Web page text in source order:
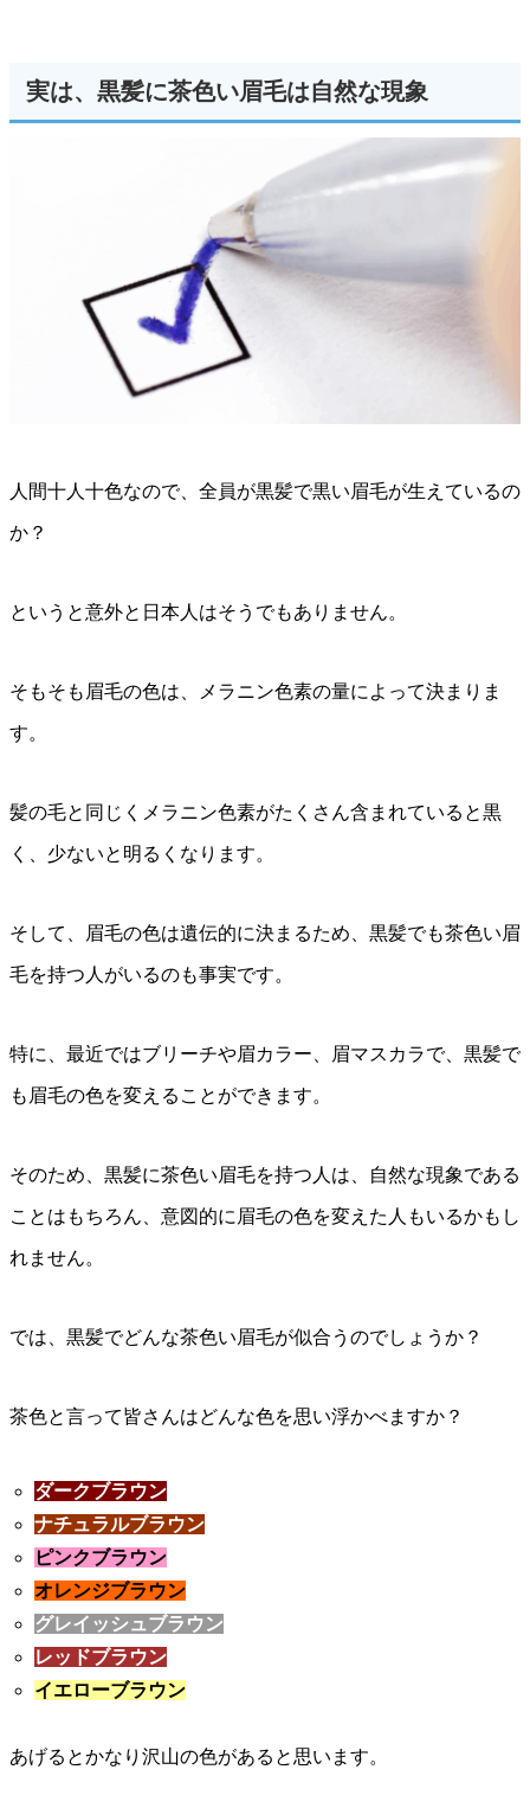
実は、黒髪に茶色い眉毛は自然な現象
人間十人十色なので、全員が黒髪で黒い眉毛が生えているの
か？
というと意外と日本人はそうでもありません。
そもそも眉毛の色は、メラニン色素の量によって決まりま
す。
髪の毛と同じくメラニン色素がたくさん含まれていると黒
く、少ないと明るくなります。
そして、眉毛の色は遺伝的に決まるため、黒髪でも茶色い眉
毛を持つ人がいるのも事実です。
特に、最近ではブリーチや眉カラー、眉マスカラで、黒髪で
も眉毛の色を変えることができます。
そのため、黒髪に茶色い眉毛を持つ人は、自然な現象である
ことはもちろん、意図的に眉毛の色を変えた人もいるかもし
れません。
では、黒髪でどんな茶色い眉毛が似合うのでしょうか？
茶色と言って皆さんはどんな色を思い浮かべますか？
ダークブラウン
ナチュラルブラウン
ピンクブラウン
オレンジブラウン
グレイッシュブラウン
レッドブラウン
イエローブラウン
あげるとかなり沢山の色があると思います。